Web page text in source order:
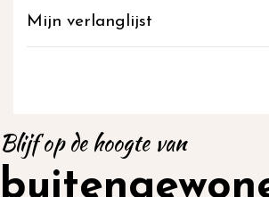
Mijn verlanglijst
Blijf op de hoogte van